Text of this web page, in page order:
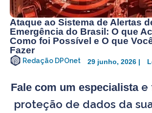
Ataque ao Sistema de Alertas
Emergência do Brasil: O que
Como foi Possível e O que
Fazer
Redação DPOnet 29 junho, 2026 |
Fale com um especialistae
proteção de dados da